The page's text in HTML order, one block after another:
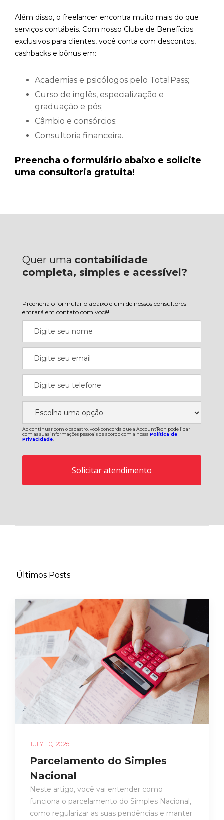
Além disso, o freelancer encontra muito mais do que
serviços contábeis. Com nosso Clube de Benefícios
exclusivos para clientes, você conta com descontos,
cashbacks e bônus em:
Academias e psicólogos pelo TotalPass;
Curso de inglês, especialização e
graduação e pós;
Câmbio e consórcios;
Consultoria financeira.
Preencha o formulário abaixo e solicite
uma consultoria gratuita!
Quer uma contabilidade
completa, simples e acessível?
Preencha o formulário abaixo e um de nossos consultores
entrará em contato com você!
Ao continuar com o cadastro, você concorda que a AccountTech pode lidar
com as suas informações pessoais de acordo com a nossa Política de
Privacidade
Últimos Posts
JULY 10, 2026
Parcelamento do Simples
Nacional
Neste artigo, você vai entender como
funciona o parcelamento do Simples Nacional,
como regularizar as suas pendências e manter